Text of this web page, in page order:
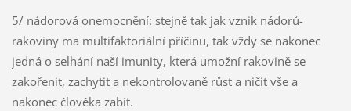
5/ nádorová onemocnění: stejně tak jak vznik nádorů-
rakoviny ma multifaktoriální příčinu, tak vždy se nakonec
jedná o selhání naší imunity, která umožní rakovině se
zakořenit, zachytit a nekontrolovaně růst a ničit vše a
nakonec člověka zabít.